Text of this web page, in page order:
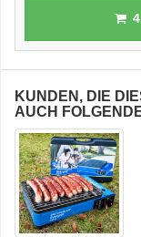
4
KUNDEN, DIE
AUCH